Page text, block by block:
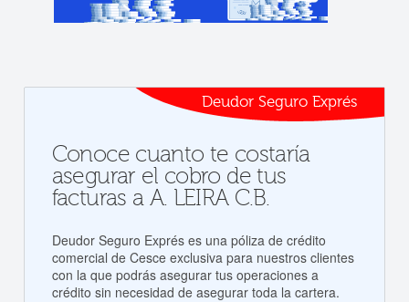
Deudor Seguro Exprés
Conoce cuanto te costaría
asegurar el cobro de tus
facturas a A. LEIRA C.B.
Deudor Seguro Exprés es una póliza de crédito
comercial de Cesce exclusiva para nuestros clientes
con la que podrás asegurar tus operaciones a
crédito sin necesidad de asegurar toda la cartera.